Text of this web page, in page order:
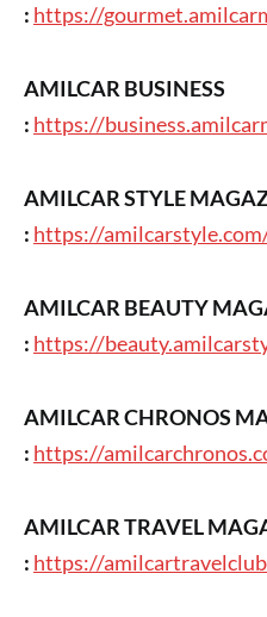
: https://
AMILCAR BUSINESS
: https://
AMILCAR STYLE
: https://
AMILCAR BEAUTY
: https://
AMILCAR CHRONOS
: https://
AMILCAR TRAVEL
: https://